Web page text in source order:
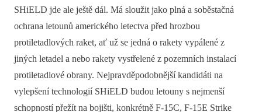
SHiELD jde ale ještě dál. Má sloužit jako plná a soběstačná
ochrana letounů amerického letectva před hrozbou
protiletadlových raket, ať už se jedná o rakety vypálené z
jiných letadel a nebo rakety vystřelené z pozemních instalací
protiletadlové obrany. Nejpravděpodobnější kandidáti na
vylepšení technologií SHiELD budou letouny s nejmenší
schopností přežít na bojišti, konkrétně F-15C, F-15E Strike